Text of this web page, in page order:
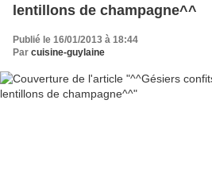
lentillons de champagne^^
Publié le 16/01/2013 à 18:44
Par cuisine-guylaine